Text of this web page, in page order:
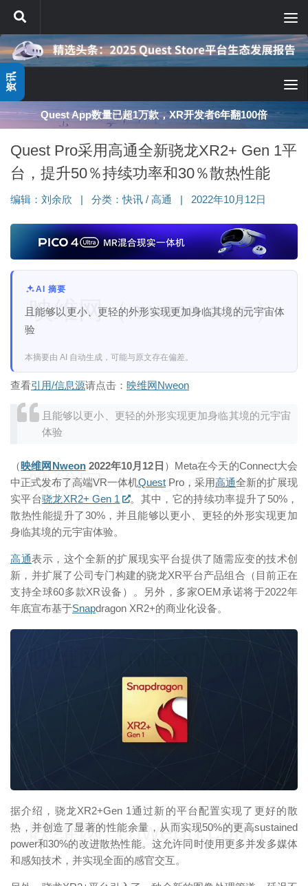
跳至内容
Quest App数量已超1万款，XR开发者6年翻100倍
Quest Pro采用高通全新骁龙XR2+ Gen 1平
台，提升50％持续功率和30％散热性能
编辑： 刘余欣 分类：快讯 / 高通 2022年10月12日
AI 摘要
且能够以更小、更轻的外形实现更加身临其境的元宇宙体
验
本摘要由 AI 自动生成，可能与原文存在偏差。
查看引用/信息源请点击： 映维网Nweon
且能够以更小、更轻的外形实现更加身临其境的元宇宙
体验
（映维网Nweon2022年10月12日 ）Meta在今天的Connect大会
中正式发布了高端VR一体机Quest Pro，采用高通全新的扩展现
实平台骁龙XR2+ Gen 1
。其中，它的持续功率提升了50%，
散热性能提升了30%，并且能够以更小、更轻的外形实现更加
身临其境的元宇宙体验。
高通表示，这个全新的扩展现实平台提供了随需应变的技术创
新，并扩展了公司专门构建的骁龙XR平台产品组合（目前正在
支持全球60多款XR设备）。另外，多家OEM承诺将于2022年
年底宣布基于Snapdragon XR2+的商业化设备。
据介绍，骁龙XR2+Gen 1通过新的平台配置实现了更好的散
热，并创造了显著的性能余量，从而实现50%的更高sustained
power和30%的改进散热性能。这允许同时使用更多并发多媒体
和感知技术，并实现全面的感官交互。
映维网（nweon.com）
映维网（nweon.com）
映维网（nweon.com）
资讯